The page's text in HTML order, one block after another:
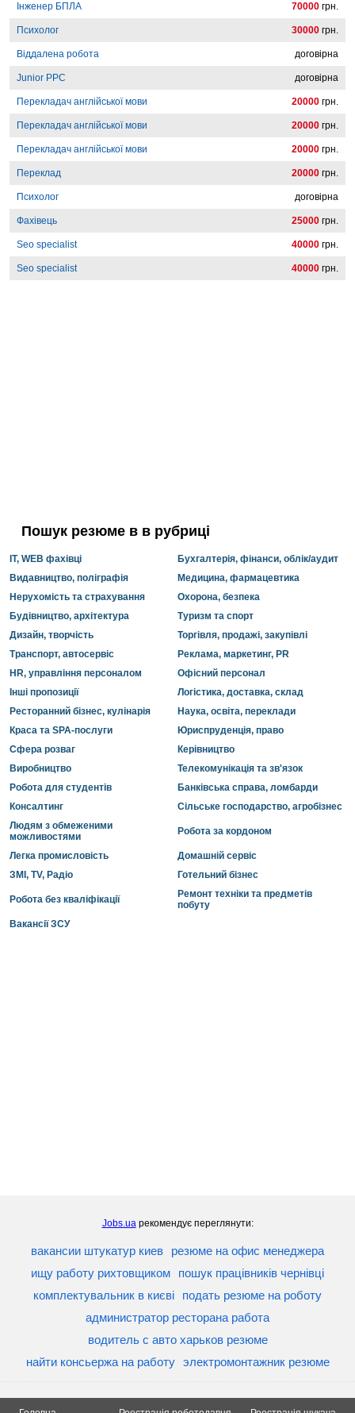
Інженер БПЛА 70000 грн.
Психолог 30000 грн.
Віддалена робота договірна
Junior PPC договірна
Перекладач англійської мови 20000 грн.
Перекладач англійської мови 20000 грн.
Перекладач англійської мови 20000 грн.
Переклад 20000 грн.
Психолог договірна
Фахівець 25000 грн.
Seo specialist 40000 грн.
Seo specialist 40000 грн.
Пошук резюме в в рубриці
IT, WEB фахівці
Бухгалтерія, фінанси, облік/аудит
Видавництво, поліграфія
Медицина, фармацевтика
Нерухомість та страхування
Охорона, безпека
Будівництво, архітектура
Туризм та спорт
Дизайн, творчість
Торгівля, продажі, закупівлі
Транспорт, автосервіс
Реклама, маркетинг, PR
HR, управління персоналом
Офісний персонал
Інші пропозиції
Логістика, доставка, склад
Ресторанний бізнес, кулінарія
Наука, освіта, переклади
Краса та SPA-послуги
Юриспруденція, право
Сфера розваг
Керівництво
Виробництво
Телекомунікація та зв'язок
Робота для студентів
Банківська справа, ломбарди
Консалтинг
Сільське господарство, агробізнес
Людям з обмеженими
можливостями
Робота за кордоном
Легка промисловість
Домашній сервіс
ЗМІ, TV, Радіо
Готельний бізнес
Робота без кваліфікації
Ремонт техніки та предметів
побуту
Вакансії ЗСУ
Jobs.uaрекомендує переглянути:
вакансии штукатур киев
резюме на офис менеджера
ищу работу рихтовщиком
пошук працівників чернівці
комплектувальник в києві
подать резюме на роботу
администратор ресторана работа
водитель с авто харьков резюме
найти консьержа на работу
электромонтажник резюме